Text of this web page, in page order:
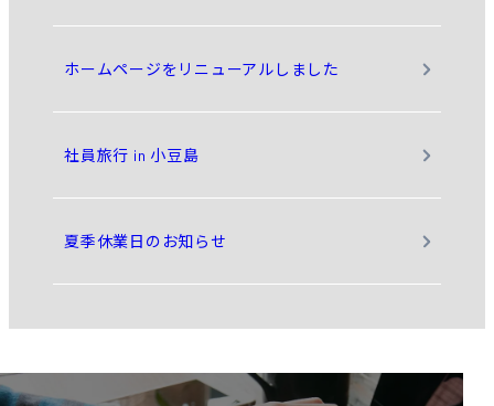
ホームページをリニューアルしました
社員旅行 in 小豆島
夏季休業日のお知らせ
制作実績